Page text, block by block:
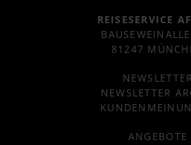
REISESERVICE
81247
NEWSLETTER
NEWSLETTER
ANGEBOTE